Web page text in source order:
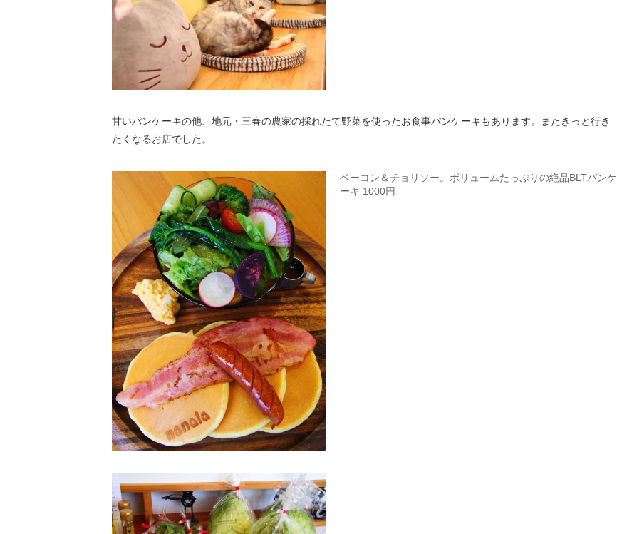
甘いパンケーキの他、地元・三春の農家の採れたて野菜を使ったお食事パンケーキもあります。またきっと行き
たくなるお店でした。
ベーコン＆チョリソー。ボリュームたっぷりの絶品BLTパンケ
ーキ 1000円